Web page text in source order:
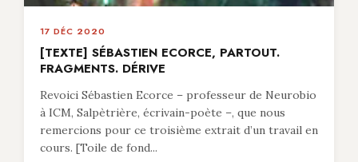
17 DÉC 2020
[TEXTE] SÉBASTIEN ECORCE, PARTOUT.
FRAGMENTS. DÉRIVE
Revoici Sébastien Ecorce – professeur de Neurobio
à ICM, Salpètrière, écrivain-poète –, que nous
remercions pour ce troisième extrait d’un travail en
cours. [Toile de fond...